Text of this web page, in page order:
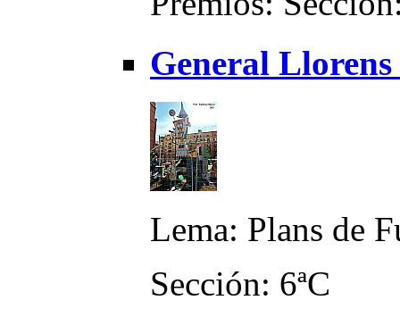
General Llorens
Lema: Plans de
Sección: 6ªC